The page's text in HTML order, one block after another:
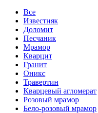
Все
Известняк
Доломит
Песчаник
Мрамор
Кварцит
Гранит
Оникс
Травертин
Кварцевый агломерат
Розовый мрамор
Бело-розовый мрамор